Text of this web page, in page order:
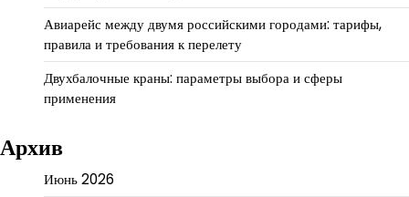
Авиарейс между двумя российскими городами: тарифы,
правила и требования к перелету
Двухбалочные краны: параметры выбора и сферы
применения
Архив
Июнь 2026